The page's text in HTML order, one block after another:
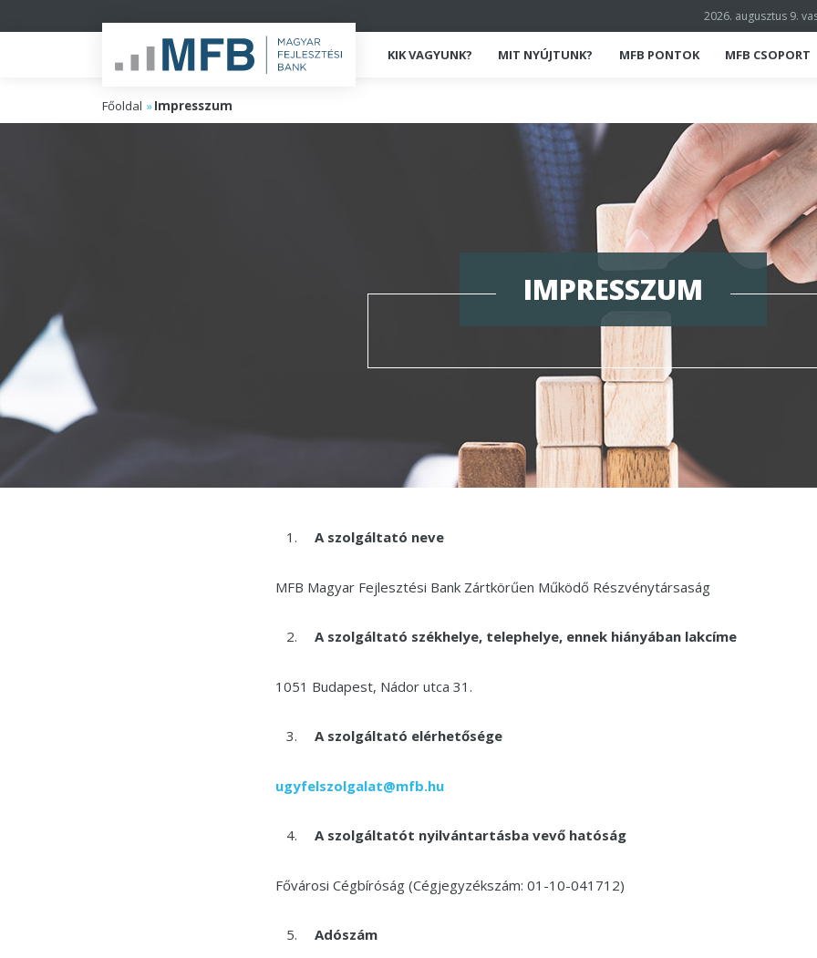
2026. augusztus 9.
KIK VAGYUNK? MIT NYÚJTUNK? MFB PONTOK MFB CSOPORT
Főoldal Impresszum
IMPRESSZUM
A szolgáltató neve
MFB Magyar Fejlesztési Bank Zártkörűen Működő Részvénytársaság
A szolgáltató székhelye, telephelye, ennek hiányában lakcíme
1051 Budapest, Nádor utca 31.
A szolgáltató elérhetősége
ugyfelszolgalat@mfb.hu
A szolgáltatót nyilvántartásba vevő hatóság
Fővárosi Cégbíróság (Cégjegyzékszám: 01-10-041712)
Adószám